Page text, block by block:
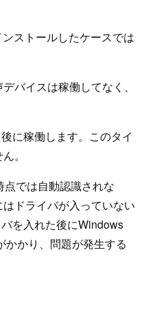
ストールしたケースでは
バイスは稼働してなく、
に稼働します。このタイ
。
では自動認識されな
ドライバが入っていない
を入れた後にWindows
かかり、問題が発生する